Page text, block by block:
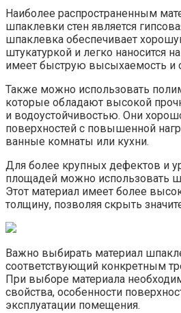
Наиболее распространенным
шпаклевки стен является
шпаклевка обеспечивает
штукатуркой и легко наносится
имеет быструю высыхаемость и
Также можно использовать
которые обладают высокой
и водоустойчивостью.​ Они
поверхностей с повышенной
ванные комнаты или кухни.​
Для более крупных дефектов и
площадей можно использовать
Этот материал имеет более
толщину, позволяя скрыть
Важно выбирать материал
соответствующий конкретным
При выборе материала
свойства, особенности
эксплуатации помещения.​